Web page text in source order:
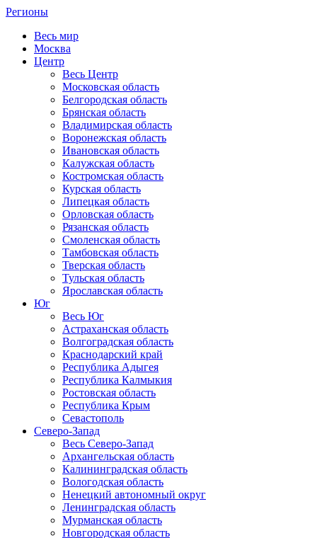
Регионы
Весь мир
Москва
Центр
Весь Центр
Московская область
Белгородская область
Брянская область
Владимирская область
Воронежская область
Ивановская область
Калужская область
Костромская область
Курская область
Липецкая область
Орловская область
Рязанская область
Смоленская область
Тамбовская область
Тверская область
Тульская область
Ярославская область
Юг
Весь Юг
Астраханская область
Волгоградская область
Краснодарский край
Республика Адыгея
Республика Калмыкия
Ростовская область
Республика Крым
Севастополь
Северо-Запад
Весь Северо-Запад
Архангельская область
Калининградская область
Вологодская область
Ненецкий автономный округ
Ленинградская область
Мурманская область
Новгородская область